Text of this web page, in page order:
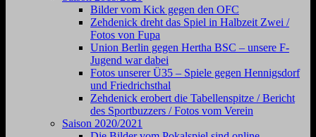
Bilder vom Kick gegen den OFC
Zehdenick dreht das Spiel in Halbzeit Zwei /
Fotos von Fupa
Union Berlin gegen Hertha BSC – unsere F-
Jugend war dabei
Fotos unserer Ü35 – Spiele gegen Hennigsdorf
und Friedrichsthal
Zehdenick erobert die Tabellenspitze / Bericht
des Sportbuzzers / Fotos vom Verein
Saison 2020/2021